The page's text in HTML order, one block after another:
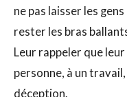
ne pas laisser les
rester les bras
Leur rappeler que
personne, à un
déception.